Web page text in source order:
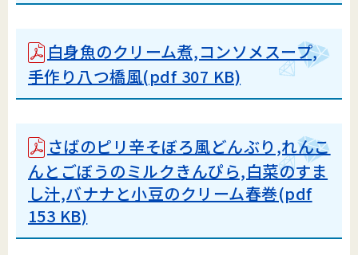
白身魚のクリーム煮,コンソメスープ,
手作り八つ橋風(pdf 307 KB)
さばのピリ辛そぼろ風どんぶり,れんこ
んとごぼうのミルクきんぴら,白菜のすま
し汁,バナナと小豆のクリーム春巻(pdf
153 KB)